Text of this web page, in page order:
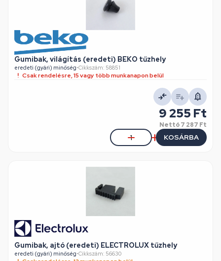
Gumibak, világítás (eredeti) BEKO tűzhely
eredeti (gyári) minőség•Cikkszám: 58851
Csak rendelésre, 15 vagy több munkanapon belül
9 255 Ft
Nettó7 287 Ft
KOSÁRBA
Gumibak, ajtó (eredeti) ELECTROLUX tűzhely
eredeti (gyári) minőség•Cikkszám: 56630